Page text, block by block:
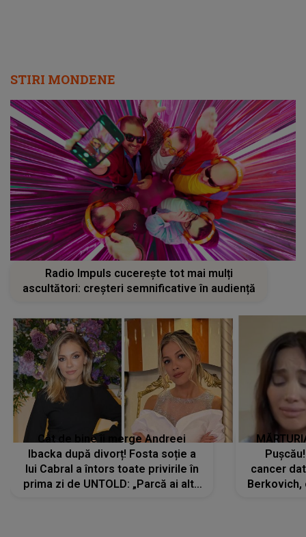
STIRI MONDENE
Radio Impuls cucerește tot mai mulți
ascultători: creșteri semnificative în audiență
Cât de bine îi merge Andreei
Ibacka după divorț! Fosta soție a
lui Cabral a întors toate privirile în
prima zi de UNTOLD: „Parcă ai altă
cancer
Berkovich,